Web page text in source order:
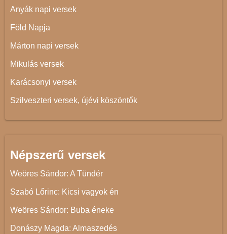
Anyák napi versek
Föld Napja
Márton napi versek
Mikulás versek
Karácsonyi versek
Szilveszteri versek, újévi köszöntők
Népszerű versek
Weöres Sándor: A Tündér
Szabó Lőrinc: Kicsi vagyok én
Weöres Sándor: Buba éneke
Donászy Magda: Almaszedés